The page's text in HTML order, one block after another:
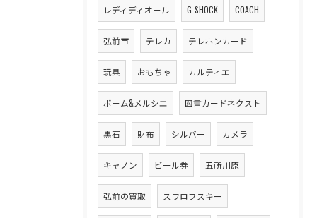
レディディオール G-SHOCK COACH
弘前市 テレカ テレホンカード
玩具 おもちゃ カルティエ
ボーム&メルシエ 図書カードネクスト
黒石 財布 シルバー カメラ
キャノン ビール券 五所川原
弘前の買取 スワロフスキー